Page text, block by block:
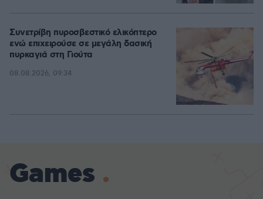
Συνετρίβη πυροσβεστικό ελικόπτερο
ενώ επιχειρούσε σε μεγάλη δασική
πυρκαγιά στη Γιούτα
08.08.2026, 09:34
Games